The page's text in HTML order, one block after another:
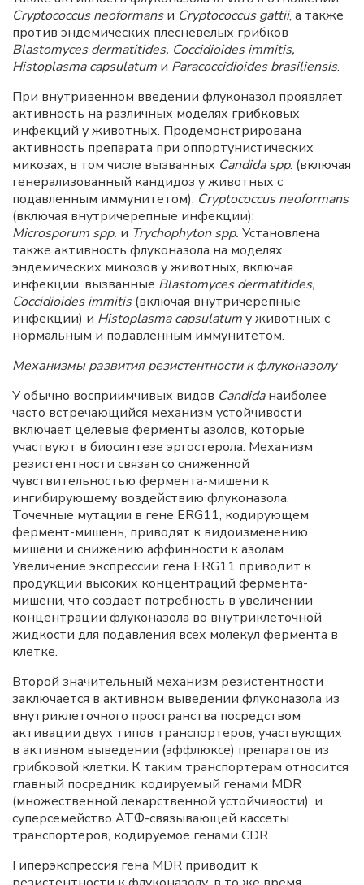
Cryptococcus neoformansи Cryptococcus gattii, а также
против эндемических плесневелых грибков
Blastomyces dermatitides, Coccidioides immitis,
Histoplasma capsulatum и Paracoccidioides brasiliensis.
При внутривенном введении флуконазол проявляет
активность на различных моделях грибковых
инфекций у животных. Продемонстрирована
активность препарата при оппортунистических
микозах, в том числе вызванных Candida spp. (включая
генерализованный кандидоз у животных с
подавленным иммунитетом); Cryptococcus neoformans
(включая внутричерепные инфекции);
Microsporum spp. и Trychophyton spp. Установлена
также активность флуконазола на моделях
эндемических микозов у животных, включая
инфекции, вызванные Blastomyces dermatitides,
Coccidioides immitis(включая внутричерепные
инфекции) и Histoplasma capsulatumу животных с
нормальным и подавленным иммунитетом.
Механизмы развития резистентности к флуконазолу
У обычно восприимчивых видов Candidaнаиболее
часто встречающийся механизм устойчивости
включает целевые ферменты азолов, которые
участвуют в биосинтезе эргостерола. Механизм
резистентности связан со сниженной
чувствительностью фермента-мишени к
ингибирующему воздействию флуконазола.
Точечные мутации в гене ERG11, кодирующем
фермент-мишень, приводят к видоизменению
мишени и снижению аффинности к азолам.
Увеличение экспрессии гена ERG11 приводит к
продукции высоких концентраций фермента-
мишени, что создает потребность в увеличении
концентрации флуконазола во внутриклеточной
жидкости для подавления всех молекул фермента в
клетке.
Второй значительный механизм резистентности
заключается в активном выведении флуконазола из
внутриклеточного пространства посредством
активации двух типов транспортеров, участвующих
в активном выведении (эффлюксе) препаратов из
грибковой клетки. К таким транспортерам относится
главный посредник, кодируемый генами MDR
(множественной лекарственной устойчивости), и
суперсемейство АТФ-связывающей кассеты
транспортеров, кодируемое генами CDR.
Гиперэкспрессия гена MDR приводит к